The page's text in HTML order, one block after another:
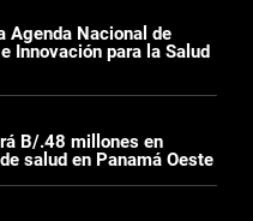
Agenda Nacional de
Innovación para la Salud
B/.48 millones en
salud en Panamá Oeste